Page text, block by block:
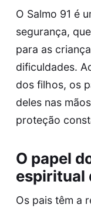
O Salmo 91 é
segurança,
para as
dificuldades.
dos filhos, os
deles nas
proteção
O papel
espiritual
Os pais têm a